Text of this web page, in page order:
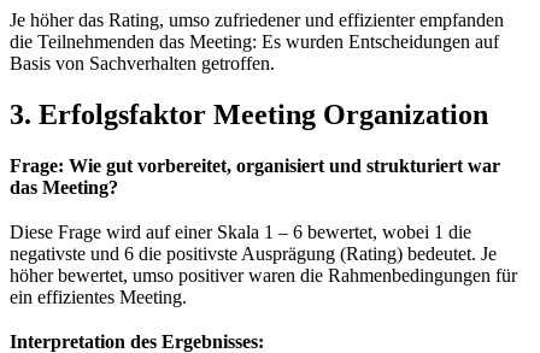
Je höher das Rating, umso zufriedener und effizienter empfanden
die Teilnehmenden das Meeting: Es wurden Entscheidungen auf
Basis von Sachverhalten getroffen.
3. Erfolgsfaktor Meeting Organization
Frage: Wie gut vorbereitet, organisiert und strukturiert war
das Meeting?
Diese Frage wird auf einer Skala 1 – 6 bewertet, wobei 1 die
negativste und 6 die positivste Ausprägung (Rating) bedeutet. Je
höher bewertet, umso positiver waren die Rahmenbedingungen für
ein effizientes Meeting.
Interpretation des Ergebnisses: